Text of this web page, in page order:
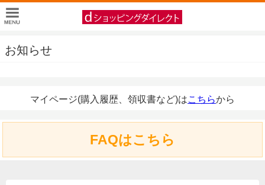
お知らせ
マイページ(購入履歴、領収書など)はこちらから
FAQはこちら